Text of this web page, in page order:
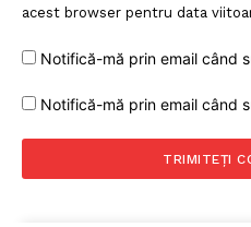
acest browser pentru data
Notifică-mă prin email când
Notifică-mă prin email când